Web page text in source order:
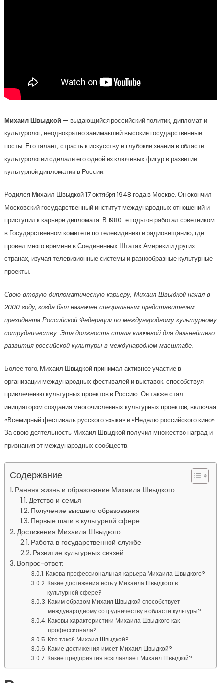
Михаил Швыдкой — выдающийся российский политик, дипломат и
культуролог, неоднократно занимавший высокие государственные
посты. Его талант, страсть к искусству и глубокие знания в области
культурологии сделали его одной из ключевых фигур в развитии
культурной дипломатии в России.
Родился Михаил Швыдкой 17 октября 1948 года в Москве. Он окончил
Московский государственный институт международных отношений и
приступил к карьере дипломата. В 1980-е годы он работал советником
в Государственном комитете по телевидению и радиовещанию, где
провел много времени в Соединенных Штатах Америки и других
странах, изучая телевизионные системы и разнообразные культурные
проекты.
Свою вторую дипломатическую карьеру, Михаил Швыдкой начал в
2000 году, когда был назначен специальным представителем
президента Российской Федерации по международному культурному
сотрудничеству. Эта должность стала ключевой для дальнейшего
развития российской культуры в международном масштабе.
Более того, Михаил Швыдкой принимал активное участие в
организации международных фестивалей и выставок, способствуя
привлечению культурных проектов в Россию. Он также стал
инициатором создания многочисленных культурных проектов, включая
«Всемирный фестиваль русского языка» и «Неделю российского кино».
За свою деятельность Михаил Швыдкой получил множество наград и
признания от международных сообществ.
Содержание
Ранняя жизнь и образование Михаила Швыдкого
Детство и семья
Получение высшего образования
Первые шаги в культурной сфере
Достижения Михаила Швыдкого
Работа в государственной службе
Развитие культурных связей
Вопрос-ответ:
Какова профессиональная карьера Михаила Швыдкого?
Какие достижения есть у Михаила Швыдкого в
культурной сфере?
Каким образом Михаил Швыдкой способствует
международному сотрудничеству в области культуры?
Каковы характеристики Михаила Швыдкого как
профессионала?
Кто такой Михаил Швыдкой?
Какие достижения имеет Михаил Швыдкой?
Какие предприятия возглавляет Михаил Швыдкой?